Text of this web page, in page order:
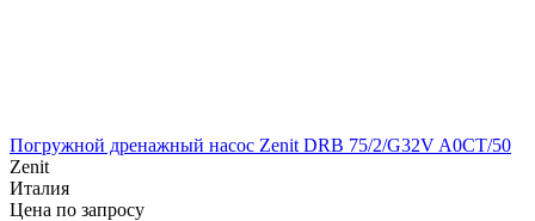
Погружной дренажный насос Zenit DRB 75/2/G32V A0CT/50
Zenit
Италия
Цена по запросу